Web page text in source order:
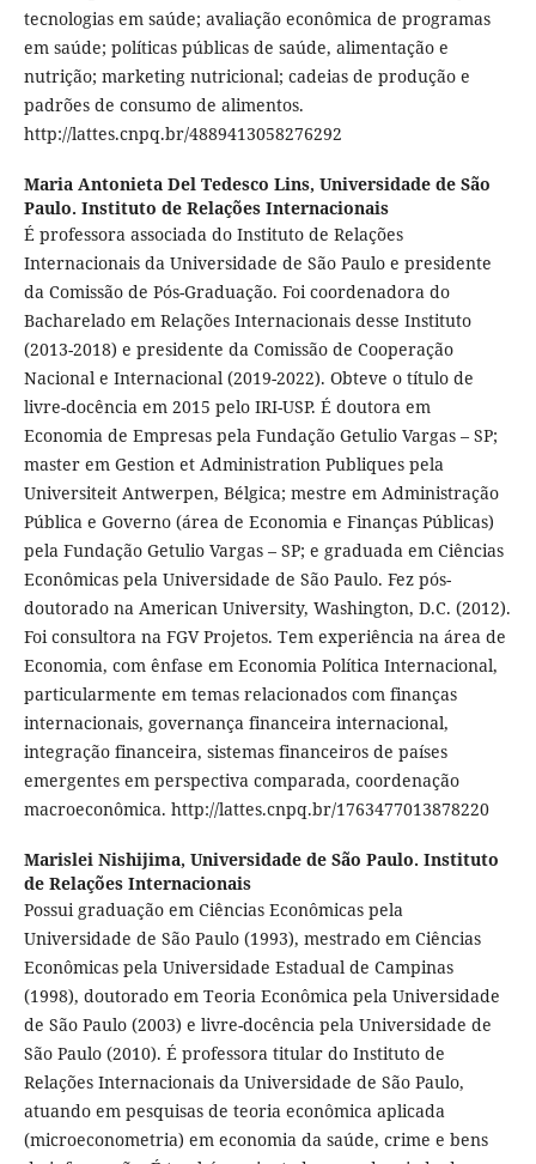
tecnologias em saúde; avaliação econômica de programas
em saúde; políticas públicas de saúde, alimentação e
nutrição; marketing nutricional; cadeias de produção e
padrões de consumo de alimentos.
http://lattes.cnpq.br/4889413058276292
Maria Antonieta Del Tedesco Lins, Universidade de São
Paulo. Instituto de Relações Internacionais
É professora associada do Instituto de Relações
Internacionais da Universidade de São Paulo e presidente
da Comissão de Pós-Graduação. Foi coordenadora do
Bacharelado em Relações Internacionais desse Instituto
(2013-2018) e presidente da Comissão de Cooperação
Nacional e Internacional (2019-2022). Obteve o título de
livre-docência em 2015 pelo IRI-USP. É doutora em
Economia de Empresas pela Fundação Getulio Vargas – SP;
master em Gestion et Administration Publiques pela
Universiteit Antwerpen, Bélgica; mestre em Administração
Pública e Governo (área de Economia e Finanças Públicas)
pela Fundação Getulio Vargas – SP; e graduada em Ciências
Econômicas pela Universidade de São Paulo. Fez pós-
doutorado na American University, Washington, D.C. (2012).
Foi consultora na FGV Projetos. Tem experiência na área de
Economia, com ênfase em Economia Política Internacional,
particularmente em temas relacionados com finanças
internacionais, governança financeira internacional,
integração financeira, sistemas financeiros de países
emergentes em perspectiva comparada, coordenação
macroeconômica. http://lattes.cnpq.br/1763477013878220
Marislei Nishijima, Universidade de São Paulo. Instituto
de Relações Internacionais
Possui graduação em Ciências Econômicas pela
Universidade de São Paulo (1993), mestrado em Ciências
Econômicas pela Universidade Estadual de Campinas
(1998), doutorado em Teoria Econômica pela Universidade
de São Paulo (2003) e livre-docência pela Universidade de
São Paulo (2010). É professora titular do Instituto de
Relações Internacionais da Universidade de São Paulo,
atuando em pesquisas de teoria econômica aplicada
(microeconometria) em economia da saúde, crime e bens